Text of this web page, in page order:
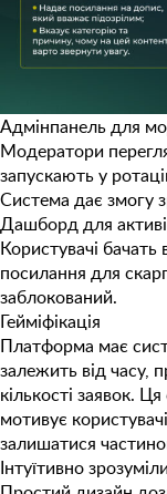
Адмінпанель для
Модератори
запускають у
Система дає змогу
Дашборд для
Користувачі бачать
посилання для
заблокований.
Гейміфікація
Платформа має
залежить від часу,
кількості заявок.
мотивує
залишатися
Інтуїтивно